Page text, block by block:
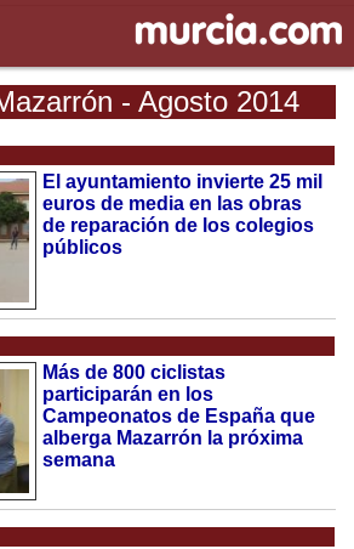
- Agosto 2014
El ayuntamiento invierte 25 mil
euros de media en las obras
de reparación de los colegios
públicos
Más de 800 ciclistas
participarán en los
Campeonatos de España que
alberga Mazarrón la próxima
semana